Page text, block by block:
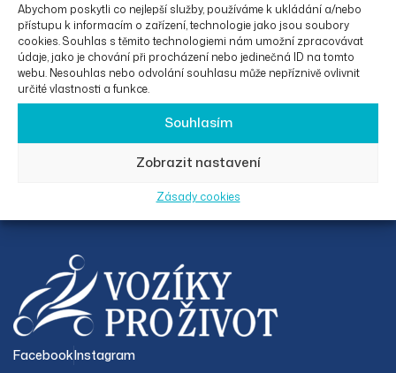
Abychom poskytli co nejlepší služby, používáme k ukládání a/nebo
přístupu k informacím o zařízení, technologie jako jsou soubory
cookies. Souhlas s těmito technologiemi nám umožní zpracovávat
údaje, jako je chování při procházení nebo jedinečná ID na tomto
webu. Nesouhlas nebo odvolání souhlasu může nepříznivě ovlivnit
určité vlastnosti a funkce.
Souhlasím
Zobrazit nastavení
Zásady cookies
Pláštěnka Raincape pro děti oranžová
OD3 475Kč
FacebookInstagram